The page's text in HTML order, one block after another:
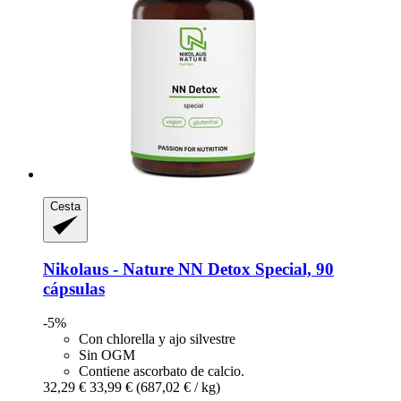
Cesta
Nikolaus - Nature NN Detox Special, 90
cápsulas
-5%
Con chlorella y ajo silvestre
Sin OGM
Contiene ascorbato de calcio.
32,29 € 33,99 € (687,02 € / kg)